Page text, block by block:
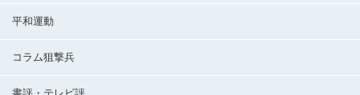
平和運動
コラム狙撃兵